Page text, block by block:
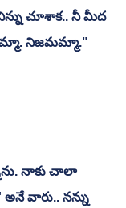
చూశాక.. నీ మీద
నిజమమ్మా."
నాకు చాలా
వారు.. నన్ను